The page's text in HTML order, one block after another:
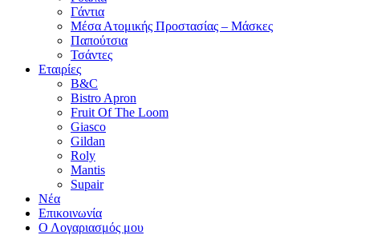
Γάντια
Μέσα Ατομικής Προστασίας – Μάσκες
Παπούτσια
Τσάντες
Εταιρίες
B&C
Bistro Apron
Fruit Of The Loom
Giasco
Gildan
Roly
Mantis
Supair
Νέα
Επικοινωνία
Ο Λογαριασμός μου